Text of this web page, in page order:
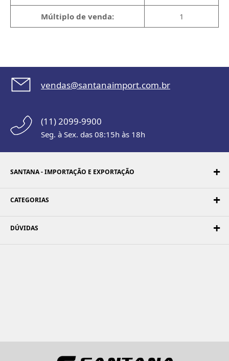
Múltiplo de venda: 1
vendas@santanaimport.com.br
(11) 2099-9900
Seg. à Sex. das 08:15h às 18h
SANTANA - IMPORTAÇÃO E EXPORTAÇÃO
CATEGORIAS
DÚVIDAS